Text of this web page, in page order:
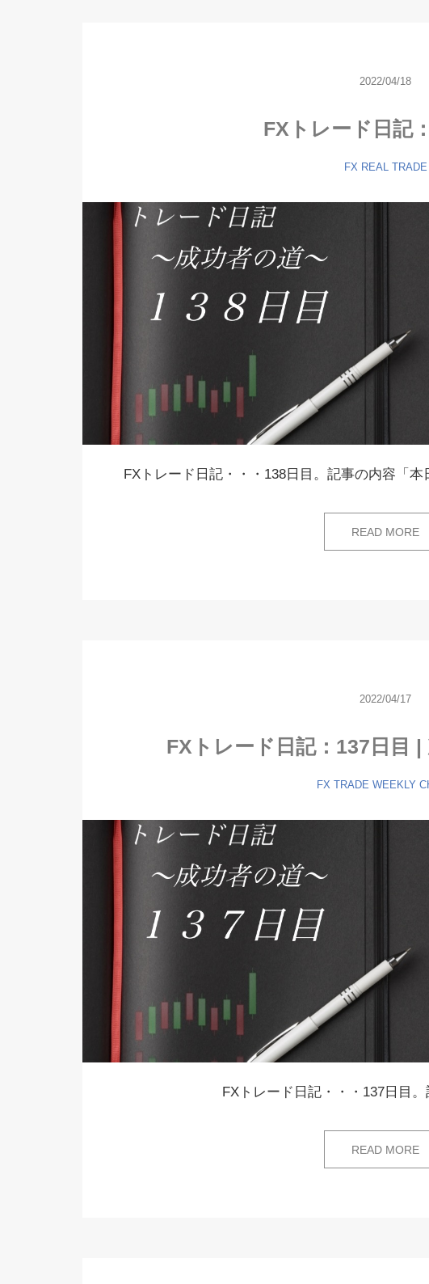
2022/04/18
FXトレード日記
FX REAL TRADE
FXトレード日記・・・138日目。記事の内容「本
READ MORE
2022/04/17
FXトレード日記：137日目
FX TRADE WEEKLY
FXトレード日記・・・137日目。
READ MORE